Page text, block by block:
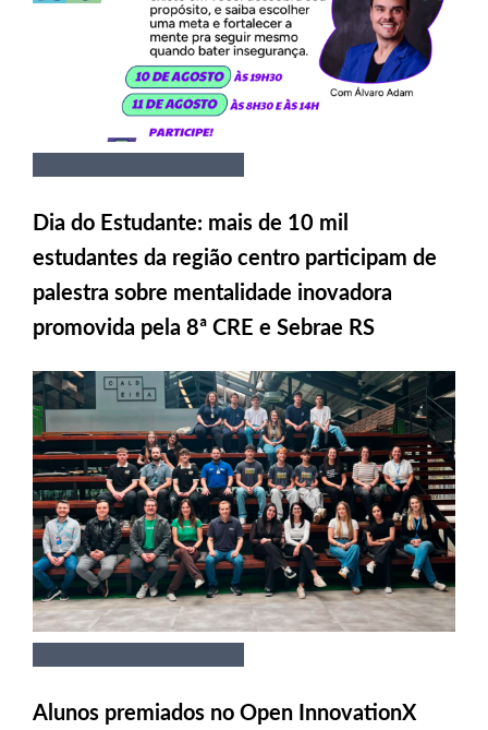
Dia do Estudante: mais de 10 mil
estudantes da região centro participam de
palestra sobre mentalidade inovadora
promovida pela 8ª CRE e Sebrae RS
Alunos premiados no Open InnovationX